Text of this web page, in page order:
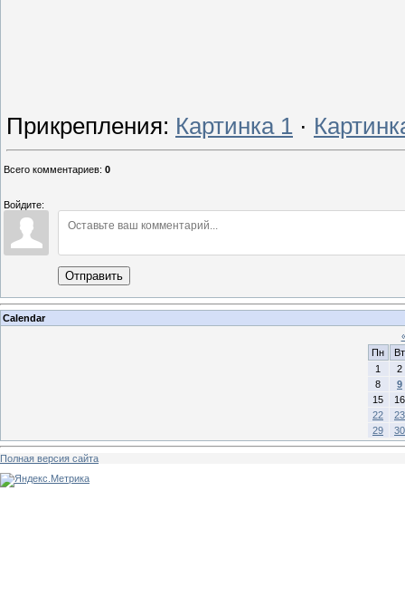
Прикрепления: Картинка 1 ·
Всего комментариев: 0
Войдите:
Отправить
Calendar
Пн
Вт
1
2
8
9
15
16
22
23
29
30
Полная версия сайта